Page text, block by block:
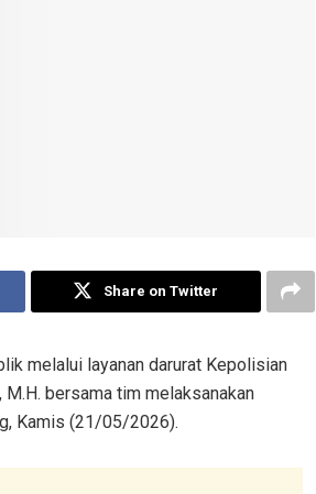
Share on Twitter
melalui layanan darurat Kepolisian
M.H. bersama tim melaksanakan
Kamis (21/05/2026).